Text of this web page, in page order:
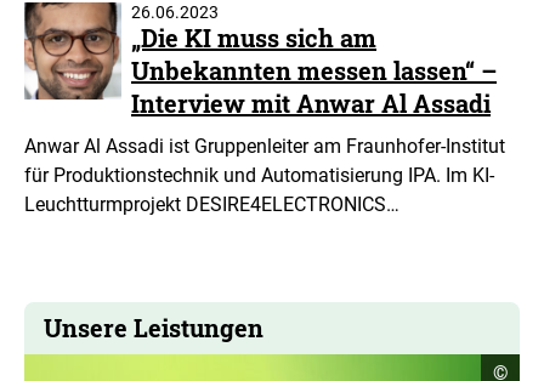
26.06.2023
„Die KI muss sich am
Unbekannten messen lassen“ –
Interview mit Anwar Al Assadi
Anwar Al Assadi ist Gruppenleiter am Fraunhofer-Institut
für Produktionstechnik und Automatisierung IPA. Im KI-
Leuchtturmprojekt DESIRE4ELECTRONICS…
Unsere Leistungen
©